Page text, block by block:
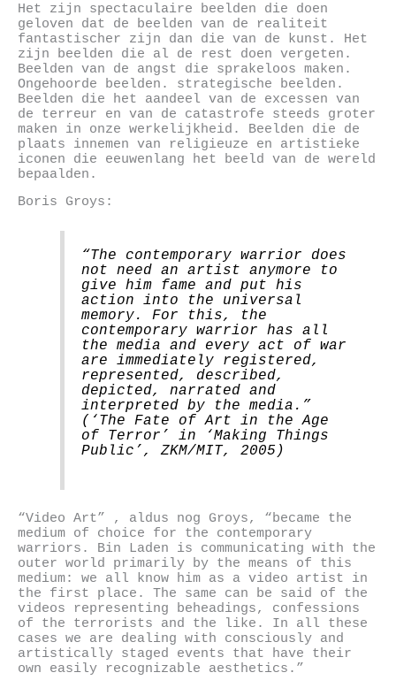
Het zijn spectaculaire beelden die doen
geloven dat de beelden van de realiteit
fantastischer zijn dan die van de kunst. Het
zijn beelden die al de rest doen vergeten.
Beelden van de angst die sprakeloos maken.
Ongehoorde beelden. strategische beelden.
Beelden die het aandeel van de excessen van
de terreur en van de catastrofe steeds groter
maken in onze werkelijkheid. Beelden die de
plaats innemen van religieuze en artistieke
iconen die eeuwenlang het beeld van de wereld
bepaalden.
Boris Groys:
“The contemporary warrior does
not need an artist anymore to
give him fame and put his
action into the universal
memory. For this, the
contemporary warrior has all
the media and every act of war
are immediately registered,
represented, described,
depicted, narrated and
interpreted by the media.”
(‘The Fate of Art in the Age
of Terror’ in ‘Making Things
Public’, ZKM/MIT, 2005)
“Video Art” , aldus nog Groys, “became the
medium of choice for the contemporary
warriors. Bin Laden is communicating with the
outer world primarily by the means of this
medium: we all know him as a video artist in
the first place. The same can be said of the
videos representing beheadings, confessions
of the terrorists and the like. In all these
cases we are dealing with consciously and
artistically staged events that have their
own easily recognizable aesthetics.”